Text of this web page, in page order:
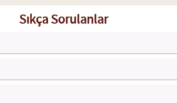
Sıkça Sorulanlar